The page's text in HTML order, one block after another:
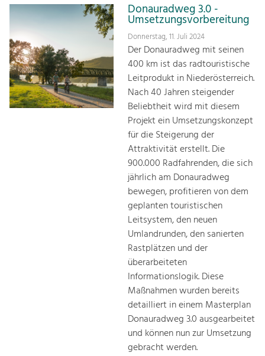
Donauradweg 3.0 -
Umsetzungsvorbereitung
Donnerstag, 11. Juli 2024
Der Donauradweg mit seinen
400 km ist das radtouristische
Leitprodukt in Niederösterreich.
Nach 40 Jahren steigender
Beliebtheit wird mit diesem
Projekt ein Umsetzungskonzept
für die Steigerung der
Attraktivität erstellt. Die
900.000 Radfahrenden, die sich
jährlich am Donauradweg
bewegen, profitieren von dem
geplanten touristischen
Leitsystem, den neuen
Umlandrunden, den sanierten
Rastplätzen und der
überarbeiteten
Informationslogik. Diese
Maßnahmen wurden bereits
detailliert in einem Masterplan
Donauradweg 3.0 ausgearbeitet
und können nun zur Umsetzung
gebracht werden.